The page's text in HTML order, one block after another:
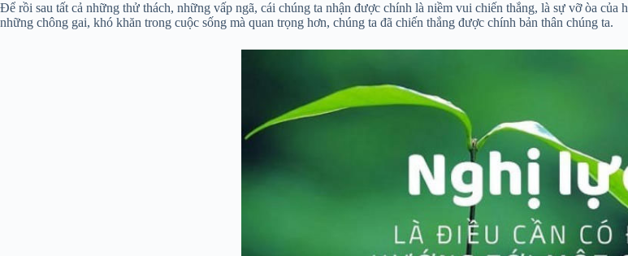
Để rồi sau tất cả những thử thách, những vấp ngã, cái chúng ta nhận được chính là niềm vui chiến thắng, là sự vỡ òa
những chông gai, khó khăn trong cuộc sống mà quan trọng hơn, chúng ta đã chiến thắng được chính bản thân chúng ta.